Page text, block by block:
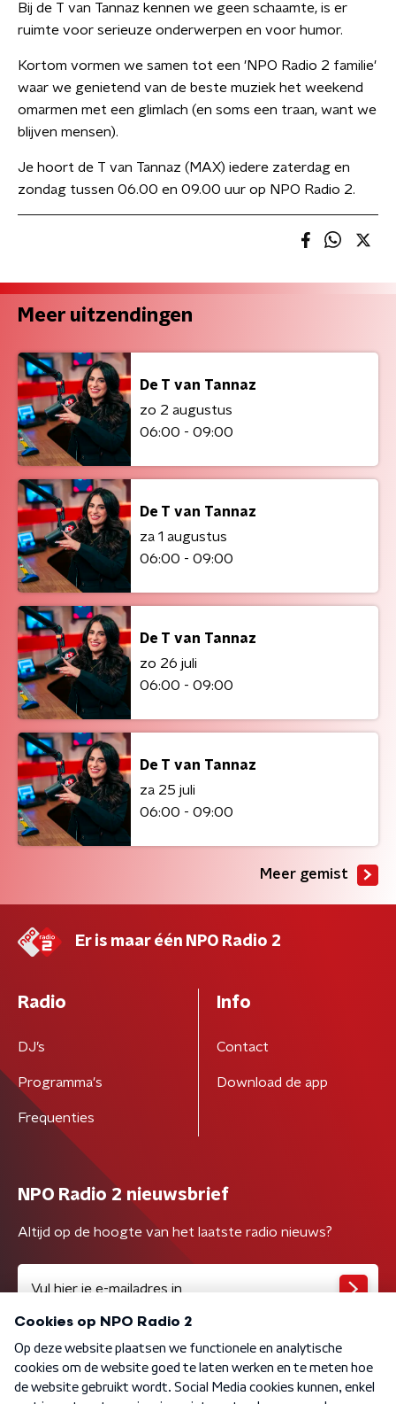
Bij de T van Tannaz kennen we geen schaamte, is er
ruimte voor serieuze onderwerpen en voor humor.
Kortom vormen we samen tot een 'NPO Radio 2 familie'
waar we genietend van de beste muziek het weekend
omarmen met een glimlach (en soms een traan, want we
blijven mensen).
Je hoort de T van Tannaz (MAX) iedere zaterdag en
zondag tussen 06.00 en 09.00 uur op NPO Radio 2.
Meer uitzendingen
De T van Tannaz
zo 2 augustus
06:00 - 09:00
De T van Tannaz
za 1 augustus
06:00 - 09:00
De T van Tannaz
zo 26 juli
06:00 - 09:00
De T van Tannaz
za 25 juli
06:00 - 09:00
Meer gemist
Er is maar één NPO Radio 2
Radio
DJ’s
Programma's
Frequenties
Info
Contact
Download de app
NPO Radio 2 nieuwsbrief
Altijd op de hoogte van het laatste radio nieuws?
Algemene voorwaarden